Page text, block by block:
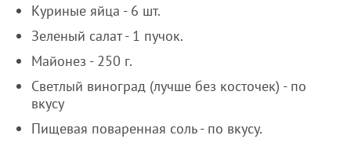
Куриные яйца - 6 шт.
Зеленый салат - 1 пучок.
Майонез - 250 г.
Светлый виноград (лучше без косточек) - по
вкусу
Пищевая поваренная соль - по вкусу.